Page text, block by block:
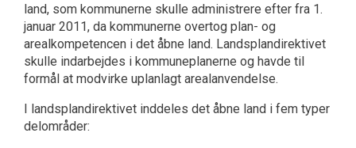
land, som kommunerne skulle administrere efter fra 1.
januar 2011, da kommunerne overtog plan- og
arealkompetencen i det åbne land. Landsplandirektivet
skulle indarbejdes i kommuneplanerne og havde til
formål at modvirke uplanlagt arealanvendelse.
I landsplandirektivet inddeles det åbne land i fem typer
delområder: